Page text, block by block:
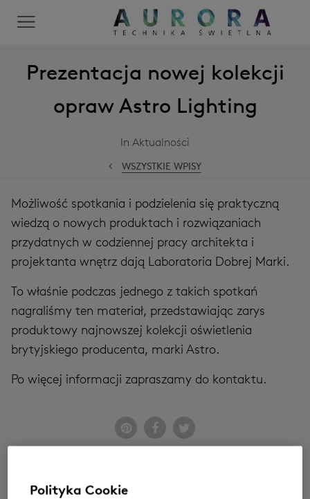
Prezentacja nowej kolekcji
opraw Astro Lighting
In Aktualności
WSZYSTKIE WPISY
Możliwość spotkania i podzielenia się praktyczną
wiedzą o nowych produktach i rozwiązaniach
przydatnych w codziennej pracy architekta i
projektanta wnętrz dają Laboratoria Dobrej Marki.
To właśnie podczas jednego z takich spotkań
nagraliśmy ten materiał, przedstawiając zarys
produktowy najnowszej kolekcji oświetlenia
brytyjskiego producenta, marki Astro.
Po więcej informacji zapraszamy do kontaktu.
Polityka Cookie